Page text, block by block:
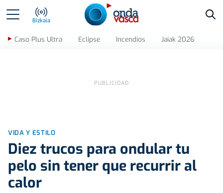
Bizkaia
Caso Plus Ultra Eclipse Incendios Jaiak 2026
VIDA Y ESTILO
Diez trucos para ondular tu
pelo sin tener que recurrir al
calor